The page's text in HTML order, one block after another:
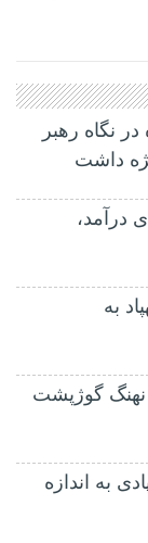
نگاه رهبر
داشت
درآمد،
به
گوژپشت
به اندازه